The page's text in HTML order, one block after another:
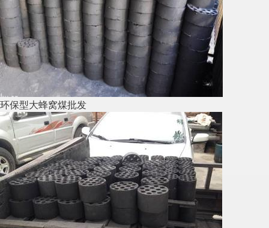
环保型大蜂窝煤批发